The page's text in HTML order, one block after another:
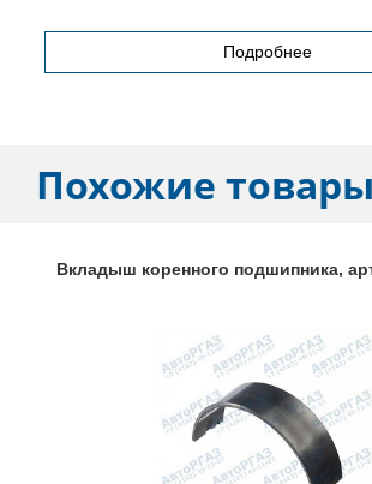
Подробнее
Похожие товары
Вкладыш коренного подшипника,